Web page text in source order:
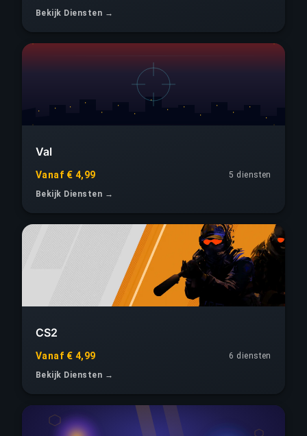
Bekijk Diensten →
Val
Vanaf € 4,99
5 diensten
Bekijk Diensten →
CS2
Vanaf € 4,99
6 diensten
Bekijk Diensten →